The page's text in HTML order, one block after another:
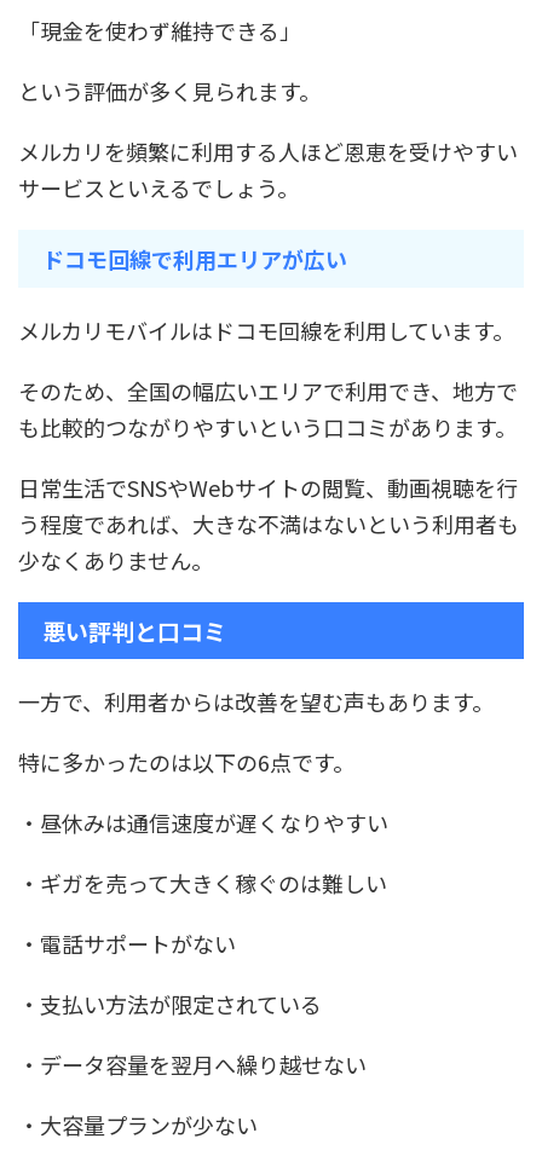
「現金を使わず維持できる」
という評価が多く見られます。
メルカリを頻繁に利用する人ほど恩恵を受けやすい
サービスといえるでしょう。
ドコモ回線で利用エリアが広い
メルカリモバイルはドコモ回線を利用しています。
そのため、全国の幅広いエリアで利用でき、地方で
も比較的つながりやすいという口コミがあります。
日常生活でSNSやWebサイトの閲覧、動画視聴を行
う程度であれば、大きな不満はないという利用者も
少なくありません。
悪い評判と口コミ
一方で、利用者からは改善を望む声もあります。
特に多かったのは以下の6点です。
・昼休みは通信速度が遅くなりやすい
・ギガを売って大きく稼ぐのは難しい
・電話サポートがない
・支払い方法が限定されている
・データ容量を翌月へ繰り越せない
・大容量プランが少ない